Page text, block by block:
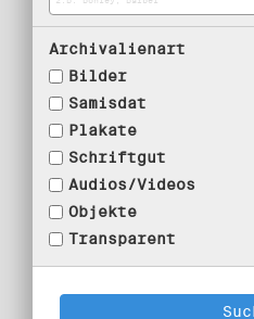
Archivalienart
Bilder
Samisdat
Plakate
Schriftgut
Audios/Videos
Objekte
Transparent